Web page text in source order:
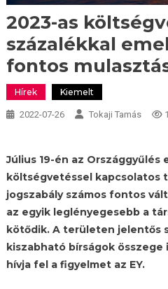
2023-as
százalékkal
fontos
Hírek Kiemelt
2022-07-26 Tokaji Tamás
Július 19-én az Országgyűlés
költségvetéssel kapcsolatos
jogszabály számos fontos
az egyik leglényegesebb a
kötődik. A területen jelentős
kiszabható bírságok összege
hívja fel a figyelmet az EY.